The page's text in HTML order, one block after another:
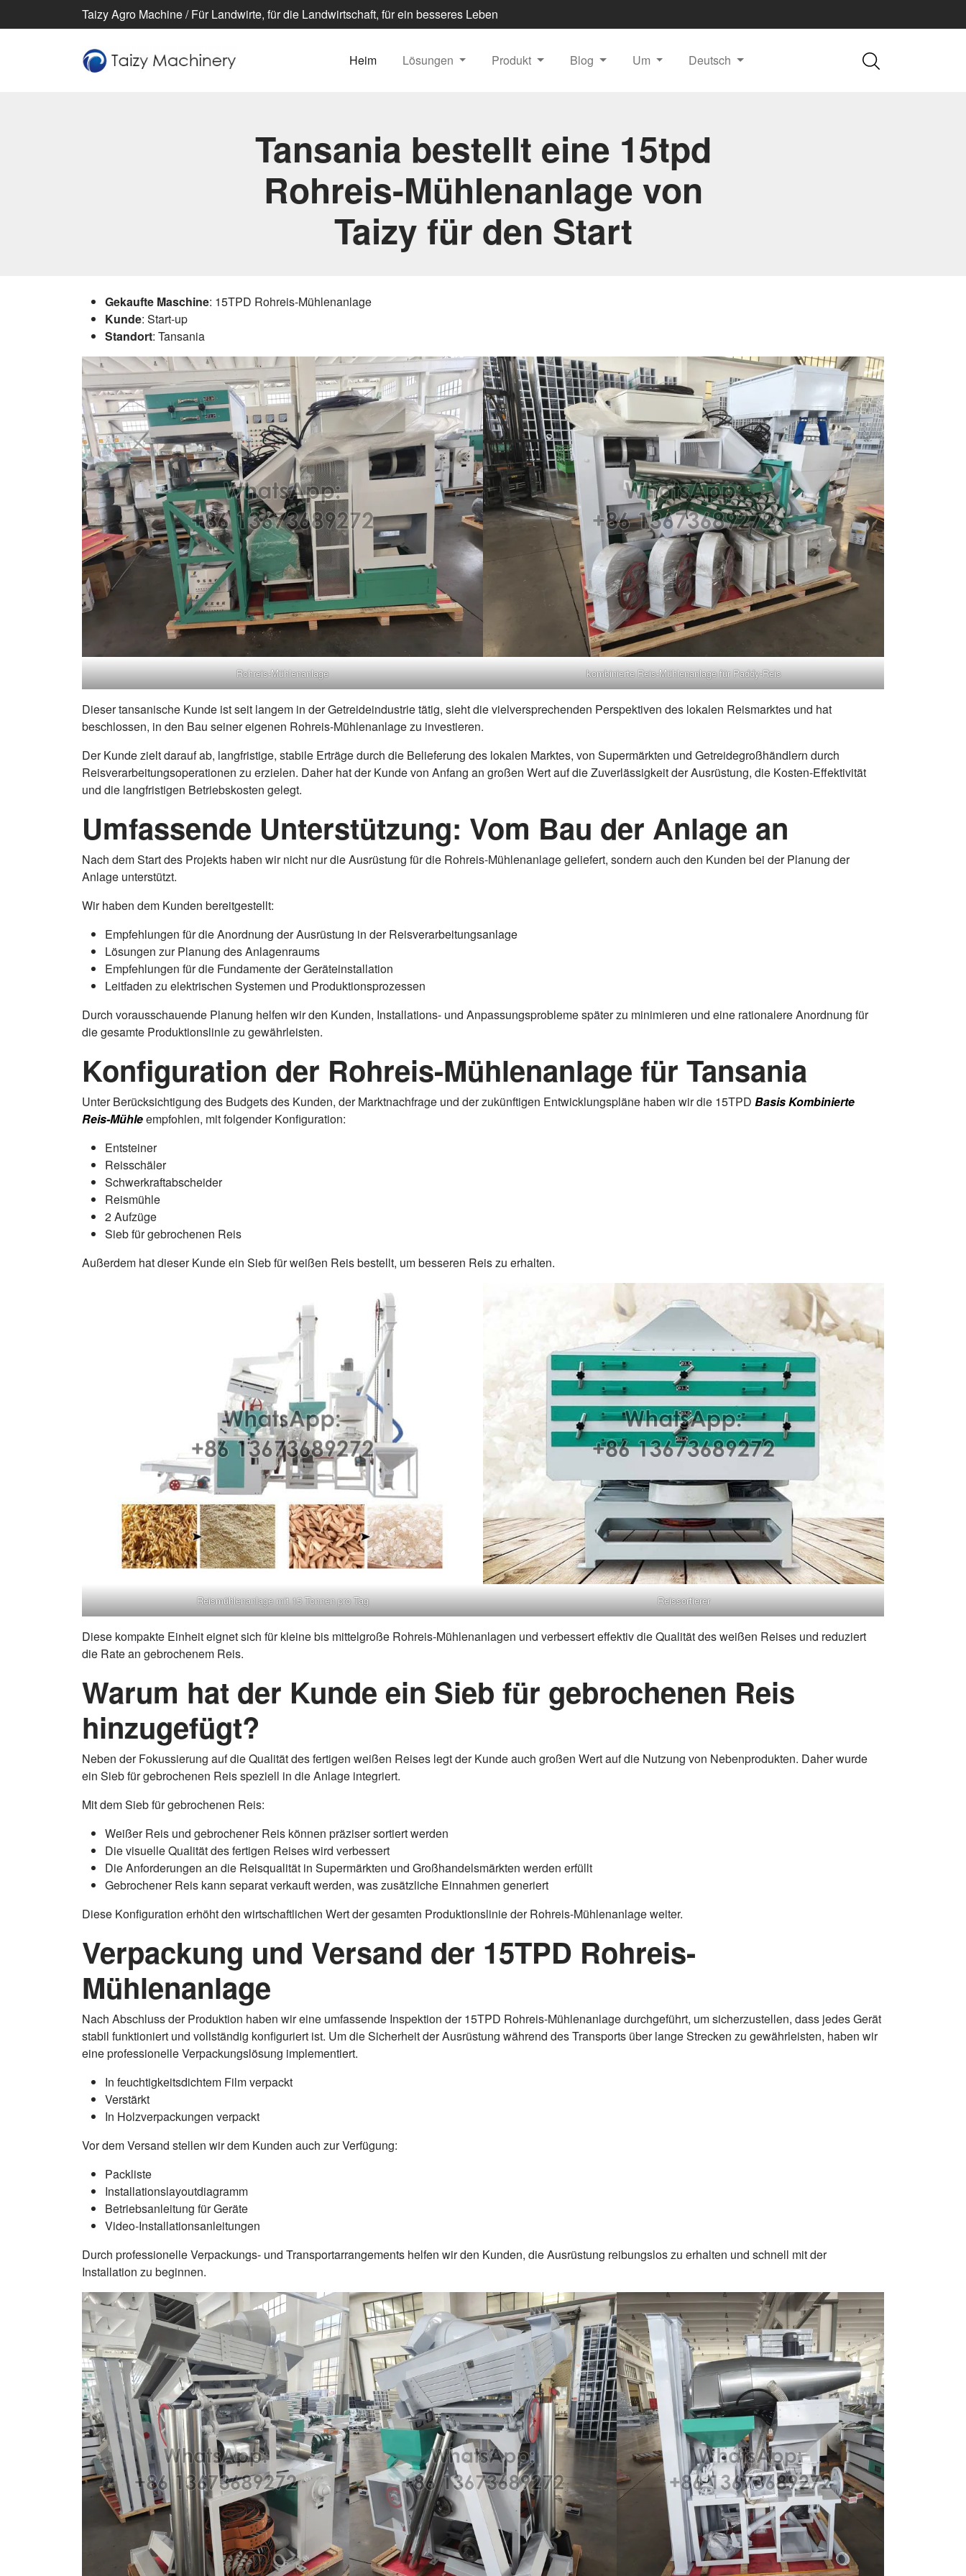
Taizy Agro Machine / Für Landwirte, für die Landwirtschaft, für ein besseres Leben
Heim Lösungen Produkt Blog Um Deutsch
Tansania bestellt eine 15tpd
Rohreis-Mühlenanlage von
Taizy für den Start
Gekaufte Maschine: 15TPD Rohreis-Mühlenanlage
Kunde: Start-up
Standort: Tansania
Rohreis-Mühlenanlage kombinierte Reis-Mühlenanlage für Paddy-Reis
Dieser tansanische Kunde ist seit langem in der Getreideindustrie tätig, sieht die vielversprechenden Perspektiven des lokalen Reismarktes und hat
beschlossen, in den Bau seiner eigenen Rohreis-Mühlenanlage zu investieren.
Der Kunde zielt darauf ab, langfristige, stabile Erträge durch die Belieferung des lokalen Marktes, von Supermärkten und Getreidegroßhändlern durch
Reisverarbeitungsoperationen zu erzielen. Daher hat der Kunde von Anfang an großen Wert auf die Zuverlässigkeit der Ausrüstung, die Kosten-Effektivität
und die langfristigen Betriebskosten gelegt.
Umfassende Unterstützung: Vom Bau der Anlage an
Nach dem Start des Projekts haben wir nicht nur die Ausrüstung für die Rohreis-Mühlenanlage geliefert, sondern auch den Kunden bei der Planung der
Anlage unterstützt.
Wir haben dem Kunden bereitgestellt:
Empfehlungen für die Anordnung der Ausrüstung in der Reisverarbeitungsanlage
Lösungen zur Planung des Anlagenraums
Empfehlungen für die Fundamente der Geräteinstallation
Leitfaden zu elektrischen Systemen und Produktionsprozessen
Durch vorausschauende Planung helfen wir den Kunden, Installations- und Anpassungsprobleme später zu minimieren und eine rationalere Anordnung für
die gesamte Produktionslinie zu gewährleisten.
Konfiguration der Rohreis-Mühlenanlage für Tansania
Unter Berücksichtigung des Budgets des Kunden, der Marktnachfrage und der zukünftigen Entwicklungspläne haben wir die 15TPD Basis Kombinierte
Reis-Mühleempfohlen, mit folgender Konfiguration:
Entsteiner
Reisschäler
Schwerkraftabscheider
Reismühle
2 Aufzüge
Sieb für gebrochenen Reis
Außerdem hat dieser Kunde ein Sieb für weißen Reis bestellt, um besseren Reis zu erhalten.
Reismühlenanlage mit 15 Tonnen pro Tag Reissortierer
Diese kompakte Einheit eignet sich für kleine bis mittelgroße Rohreis-Mühlenanlagen und verbessert effektiv die Qualität des weißen Reises und reduziert
die Rate an gebrochenem Reis.
Warum hat der Kunde ein Sieb für gebrochenen Reis
hinzugefügt?
Neben der Fokussierung auf die Qualität des fertigen weißen Reises legt der Kunde auch großen Wert auf die Nutzung von Nebenprodukten. Daher wurde
ein Sieb für gebrochenen Reis speziell in die Anlage integriert.
Mit dem Sieb für gebrochenen Reis:
Weißer Reis und gebrochener Reis können präziser sortiert werden
Die visuelle Qualität des fertigen Reises wird verbessert
Die Anforderungen an die Reisqualität in Supermärkten und Großhandelsmärkten werden erfüllt
Gebrochener Reis kann separat verkauft werden, was zusätzliche Einnahmen generiert
Diese Konfiguration erhöht den wirtschaftlichen Wert der gesamten Produktionslinie der Rohreis-Mühlenanlage weiter.
Verpackung und Versand der 15TPD Rohreis-
Mühlenanlage
Nach Abschluss der Produktion haben wir eine umfassende Inspektion der 15TPD Rohreis-Mühlenanlage durchgeführt, um sicherzustellen, dass jedes Gerät
stabil funktioniert und vollständig konfiguriert ist. Um die Sicherheit der Ausrüstung während des Transports über lange Strecken zu gewährleisten, haben wir
eine professionelle Verpackungslösung implementiert.
In feuchtigkeitsdichtem Film verpackt
Verstärkt
In Holzverpackungen verpackt
Vor dem Versand stellen wir dem Kunden auch zur Verfügung:
Packliste
Installationslayoutdiagramm
Betriebsanleitung für Geräte
Video-Installationsanleitungen
Durch professionelle Verpackungs- und Transportarrangements helfen wir den Kunden, die Ausrüstung reibungslos zu erhalten und schnell mit der
Installation zu beginnen.